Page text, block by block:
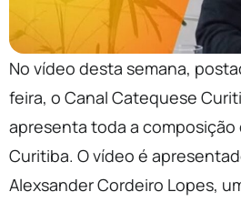
No vídeo desta semana,
feira, o Canal Catequese
apresenta toda a composição
Curitiba. O vídeo é
Alexsander Cordeiro Lopes,